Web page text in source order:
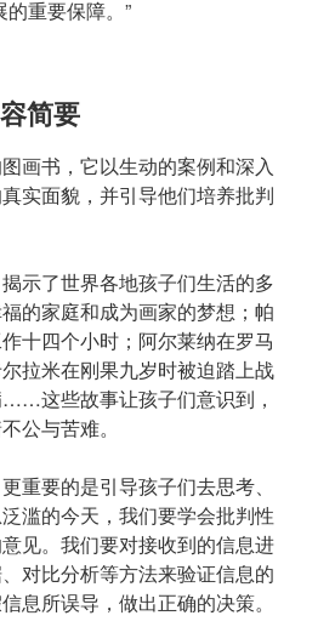
重要保障。”
简要
画书，它以生动的案例和深入
实面貌，并引导他们培养批判
示了世界各地孩子们生活的多
的家庭和成为画家的梦想；帕
十四个小时；阿尔莱纳在罗马
拉米在刚果九岁时被迫踏上战
这些故事让孩子们意识到，
公与苦难。
重要的是引导孩子们去思考、
滥的今天，我们要学会批判性
见。我们要对接收到的信息进
对比分析等方法来验证信息的
息所误导，做出正确的决策。